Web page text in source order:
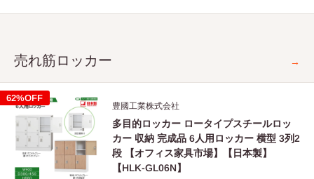
価
格
売れ筋ロッカー →
62%OFF
豊國工業株式会社
多目的ロッカー ロータイプスチールロッ
カー 収納 完成品 6人用ロッカー 横型 3列2
段 【オフィス家具市場】【日本製】
【HLK-GL06N】